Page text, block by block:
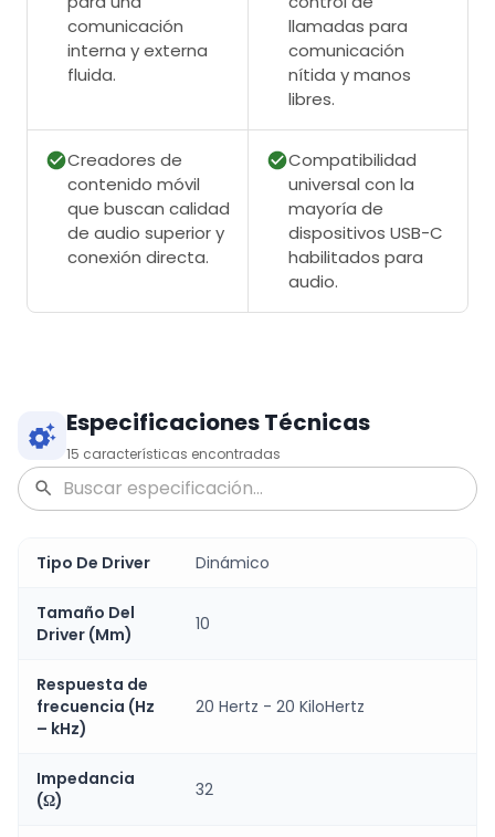
comunicación
interna y externa
fluida.
llamadas para
comunicación
nítida y manos
libres.
Creadores de
contenido móvil
que buscan calidad
de audio superior y
conexión directa.
Compatibilidad
universal con la
mayoría de
dispositivos USB-C
habilitados para
audio.
Especificaciones Técnicas
15 características encontradas
Tipo De Driver Dinámico
Tamaño Del
Driver (Mm)
10
Respuesta de
frecuencia (Hz
– kHz)
20 Hertz - 20 KiloHertz
Impedancia
(Ω)
32